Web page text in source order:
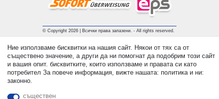
© Copyright 2026 | Всички права запазени. - All rights reserved.
Applies to deliveries to the UK!
Withdraw from contract here контакт
Ние използваме бисквитки на нашия сайт. Някои от тях са от
съществено значение, а други да ни помогнат да подобрим този сайт
и вашия опит. бисквитките, които използваме и правата си като
потребител За повече информация, вижте нашата: политика и ни:
законно.
съществен